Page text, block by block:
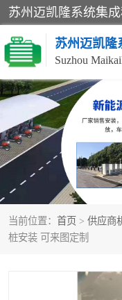
苏州迈凯隆
当前位置： 首页 > 供应商
桩安装 可来图定制
非机动车充电桩
电动自行车充电桩
充电桩